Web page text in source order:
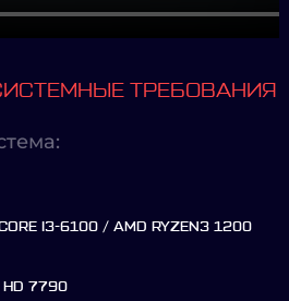
ТРЕБОВАНИЯ
I3-6100 / AMD RYZEN3 1200
HD 7790